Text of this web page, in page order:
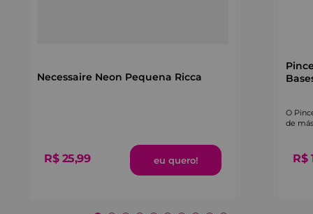
Necessaire Neon Pequena Ricca
R$ 25,99
O
de
R$